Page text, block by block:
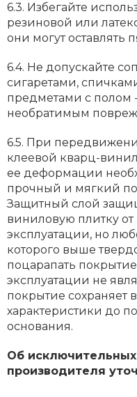
6.3. Избегайте
резиновой или
они могут оставлять
6.4. Не допускайте
сигаретами,
предметами с полом
необратимым
6.5. При
клеевой кварц-
ее деформации
прочный и мягкий
Защитный слой
виниловую плитку
эксплуатации, но
которого выше
поцарапать
эксплуатации не
покрытие сохраняет
характеристики до
основания.
Об исключительных
производителя